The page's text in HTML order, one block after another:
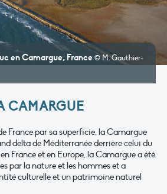
en Camargue, France© M. Gauthier-
CAMARGUE
France par sa superficie, la Camargue
delta de Méditerranée derrière celui du
France et en Europe, la Camargue a été
par la nature et les hommes et a
culturelle et un patrimoine naturel